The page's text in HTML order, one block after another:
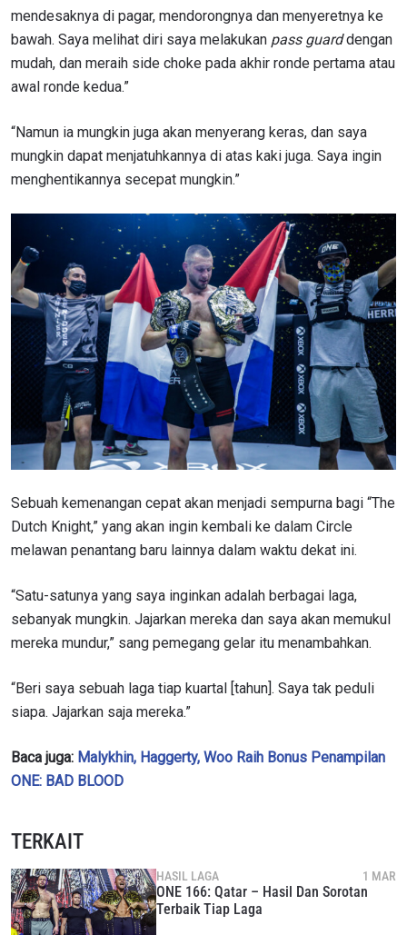
mendesaknya di pagar, mendorongnya dan menyeretnya ke
bawah. Saya melihat diri saya melakukan pass guarddengan
mudah, dan meraih side choke pada akhir ronde pertama atau
awal ronde kedua.”
“Namun ia mungkin juga akan menyerang keras, dan saya
mungkin dapat menjatuhkannya di atas kaki juga. Saya ingin
menghentikannya secepat mungkin.”
Sebuah kemenangan cepat akan menjadi sempurna bagi “The
Dutch Knight,” yang akan ingin kembali ke dalam Circle
melawan penantang baru lainnya dalam waktu dekat ini.
“Satu-satunya yang saya inginkan adalah berbagai laga,
sebanyak mungkin. Jajarkan mereka dan saya akan memukul
mereka mundur,” sang pemegang gelar itu menambahkan.
“Beri saya sebuah laga tiap kuartal [tahun]. Saya tak peduli
siapa. Jajarkan saja mereka.”
Baca juga: Malykhin, Haggerty, Woo Raih Bonus Penampilan
ONE: BAD BLOOD
TERKAIT
HASIL LAGA 1 MAR
ONE 166: Qatar – Hasil Dan Sorotan
Terbaik Tiap Laga
GELARAN
IKUTI PERKEMBANGAN TERBARU
Bawa ONE Championship kemana pun anda pergi!
Daftar sekarang untuk mendapat akses ke berita
EMAIL
NAMA